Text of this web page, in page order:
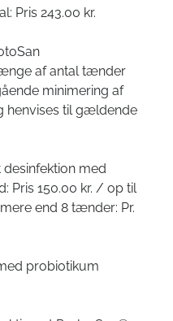
Pris 243.00 kr.
af antal tænder
minimering af
henvises til gældende
med
Pris 150.00 kr. / op til
end 8 tænder: Pr.
probiotikum